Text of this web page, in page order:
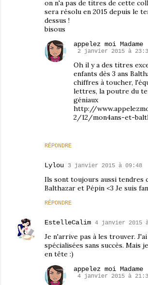
on n'a pas de titres de cette
sera résolu en 2015 depuis le
dessus !
bisous
RÉPONDRE
appelez moi Madame
2 janvier 2015 à
Oh il y a des titres
enfants dès 3 ans
chiffres à toucher,
lettres, la poutre du
géniaux
http://
2/12/mon4ans-et-
Lylou 3 janvier 2015 à 09:48
Ils sont toujours aussi tendres
Balthazar et Pépin <3 Je suis
RÉPONDRE
EstelleCalim 4 janvier 2015
Je n'arrive pas à les trouver.
spécialisées sans succès. Mais
en tête :)
appelez moi Madame
4 janvier 2015 à